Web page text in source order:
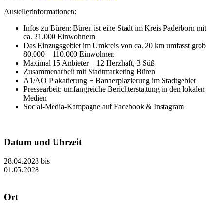
Austellerinformationen:
Infos zu Büren: Büren ist eine Stadt im Kreis Paderborn mit
ca. 21.000 Einwohnern
Das Einzugsgebiet im Umkreis von ca. 20 km umfasst grob
80.000 – 110.000 Einwohner.
Maximal 15 Anbieter – 12 Herzhaft, 3 Süß
Zusammenarbeit mit Stadtmarketing Büren
A1/AO Plakatierung + Bannerplazierung im Stadtgebiet
Pressearbeit: umfangreiche Berichterstattung in den lokalen
Medien
Social-Media-Kampagne auf Facebook & Instagram
Datum und Uhrzeit
28.04.2028 bis
01.05.2028
Ort